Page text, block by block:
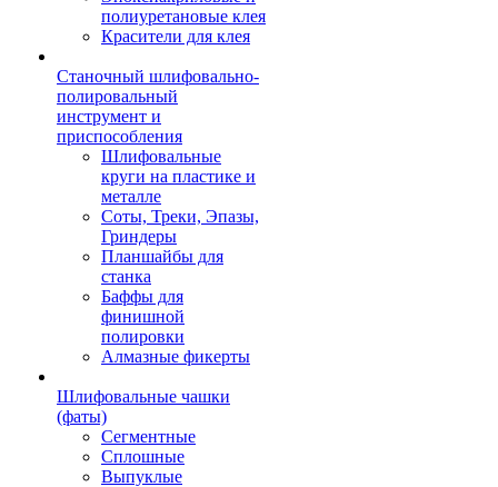
полиуретановые клея
Красители для клея
Станочный шлифовально-
полировальный
инструмент и
приспособления
Шлифовальные
круги на пластике и
металле
Соты, Треки, Эпазы,
Гриндеры
Планшайбы для
станка
Баффы для
финишной
полировки
Алмазные фикерты
Шлифовальные чашки
(фаты)
Сегментные
Сплошные
Выпуклые